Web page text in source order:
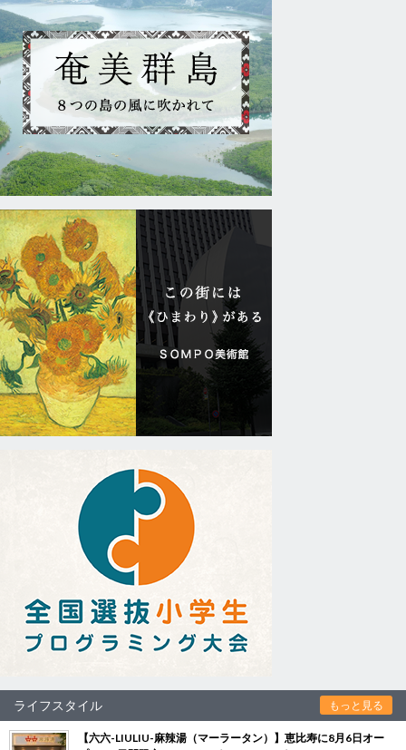
ライフスタイル もっと見る
【六六-LIULIU-麻辣湯（マーラータン）】恵比寿に8月6日オー